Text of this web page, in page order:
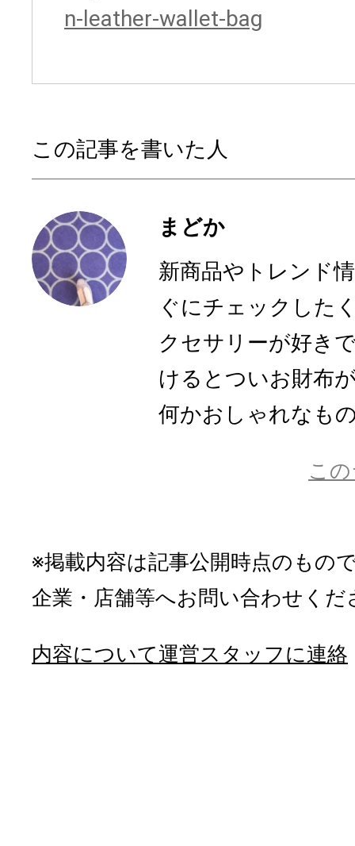
n-leather-wallet-bag
この記事を書いた人
まどか
新商品やトレンド
ぐにチェックした
クセサリーが好き
けるとついお財布
何かおしゃれなも
こ
※掲載内容は記事公開時点のもの
企業・店舗等へお問い合わせくだ
内容について運営スタッフに連絡